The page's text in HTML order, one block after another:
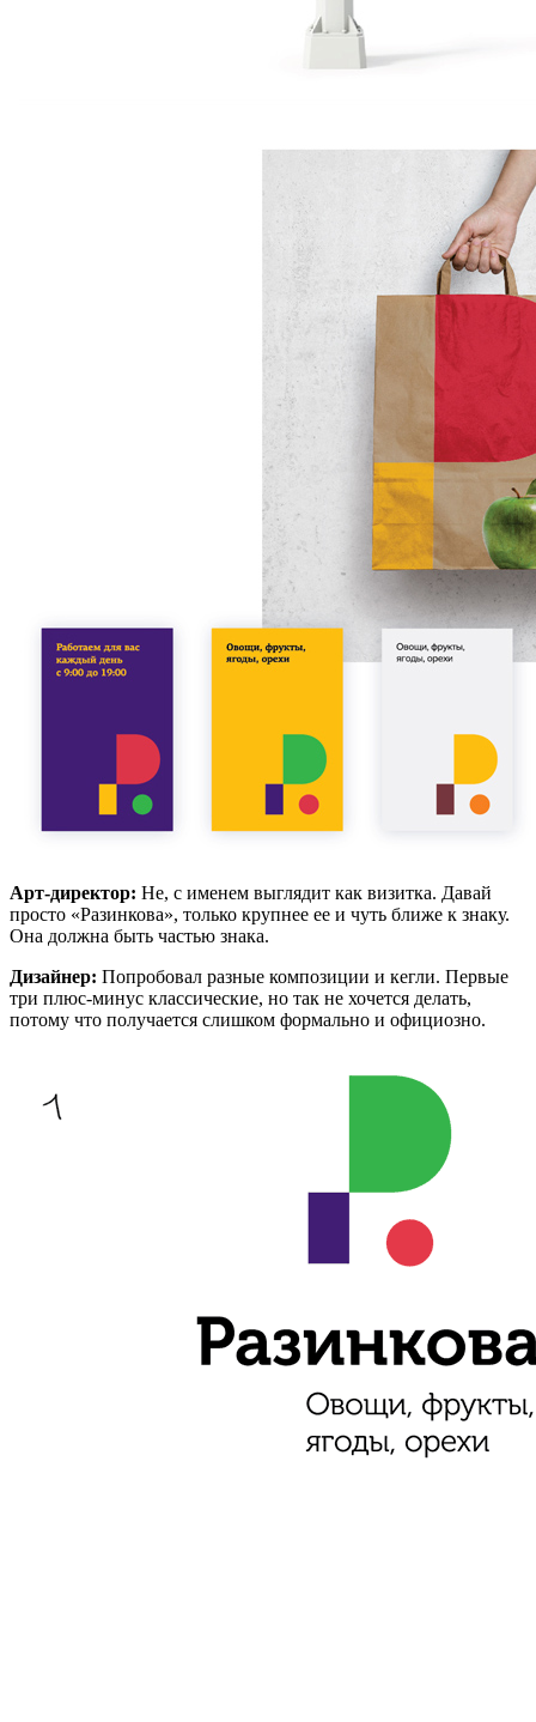
Арт-директор: Не, с именем выглядит как визитка. Давай
просто «Разинкова», только крупнее ее и чуть ближе к знаку.
Она должна быть частью знака.
Дизайнер: Попробовал разные композиции и кегли. Первые
три плюс-минус классические, но так не хочется делать,
потому что получается слишком формально и официозно.